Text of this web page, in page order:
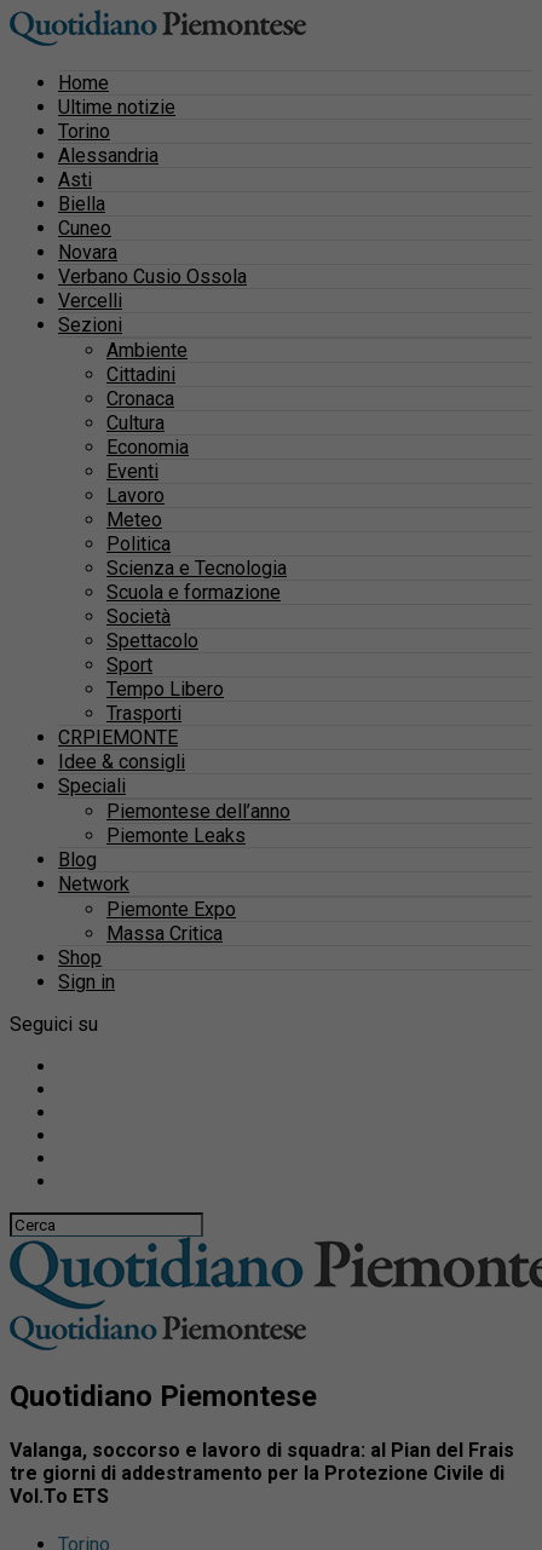
Home
Ultime notizie
Torino
Alessandria
Asti
Biella
Cuneo
Novara
Verbano Cusio Ossola
Vercelli
Sezioni
Ambiente
Cittadini
Cronaca
Cultura
Economia
Eventi
Lavoro
Meteo
Politica
Scienza e Tecnologia
Scuola e formazione
Società
Spettacolo
Sport
Tempo Libero
Trasporti
CRPIEMONTE
Idee & consigli
Speciali
Piemontese dell’anno
Piemonte Leaks
Blog
Network
Piemonte Expo
Massa Critica
Shop
Sign in
Seguici su
Quotidiano Piemontese
Valanga, soccorso e lavoro di squadra: al Pian del Frais
tre giorni di addestramento per la Protezione Civile di
Vol.To ETS
Torino